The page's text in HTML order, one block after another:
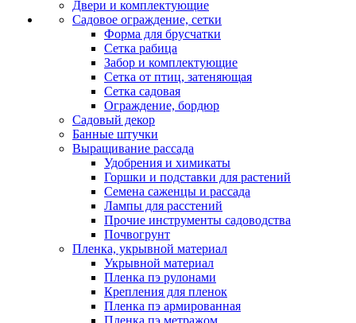
Двери и комплектующие
Садовое ограждение, сетки
Форма для брусчатки
Сетка рабица
Забор и комплектующие
Сетка от птиц, затеняющая
Сетка садовая
Ограждение, бордюр
Садовый декор
Банные штучки
Выращивание рассада
Удобрения и химикаты
Горшки и подставки для растений
Семена саженцы и рассада
Лампы для расстений
Прочие инструменты садоводства
Почвогрунт
Пленка, укрывной материал
Укрывной материал
Пленка пэ рулонами
Крепления для пленок
Пленка пэ армированная
Пленка пэ метражом